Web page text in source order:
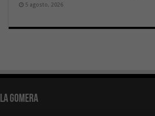
5 agosto, 2026
La Gomera